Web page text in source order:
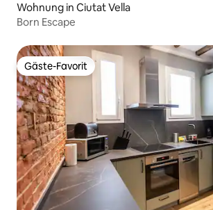
Wohnung in Ciutat Vella
Born Escape
Gäste-Favorit
Gäste-Favorit